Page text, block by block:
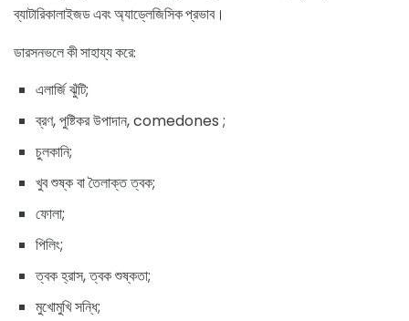
ব্যাটারিকালাইজড এবং অ্যাড্লেজিসিক প্রভাব।
ডারসনভলে কী সাহায্য করে:
এলার্জি ঝুঁটি;
ব্রণ, পুষ্টিকর উপাদান, comedones ;
চুলকানি;
খুব শুষ্ক বা তৈলাক্ত ত্বক;
ফোলা;
পিলিং;
ত্বক হ্রাস, ত্বক শুষ্কতা;
মুখোমুখি সন্ধি;